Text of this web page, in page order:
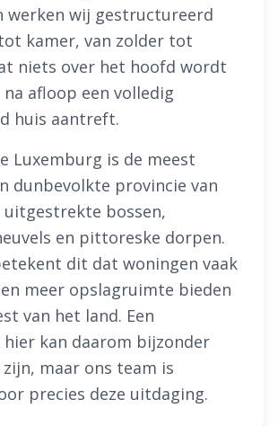
werken wij gestructureerd
kamer, van zolder tot
niets over het hoofd wordt
na afloop een volledig
huis aantreft.
Luxemburg is de meest
dunbevolkte provincie van
uitgestrekte bossen,
en pittoreske dorpen.
dit dat woningen vaak
meer opslagruimte bieden
van het land. Een
kan daarom bijzonder
maar ons team is
precies deze uitdaging.